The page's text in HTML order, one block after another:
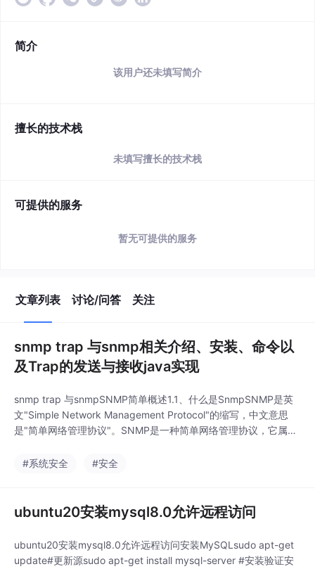
简介
该用户还未填写简介
擅长的技术栈
未填写擅长的技术栈
可提供的服务
暂无可提供的服务
文章列表 讨论/问答 关注
snmp trap 与snmp相关介绍、安装、命令以
及Trap的发送与接收java实现
snmp trap 与snmpSNMP简单概述1.1、什么是SnmpSNMP是英
文"Simple Network Management Protocol"的缩写，中文意思
是"简单网络管理协议"。SNMP是一种简单网络管理协议，它属于
主要用于网络设备的管理。由于SNMP协议简单可靠 ，受到了众
#系统安全 #安全
ubuntu20安装mysql8.0允许远程访问
ubuntu20安装mysql8.0允许远程访问安装MySQLsudo apt-get
update#更新源sudo apt-get install mysql-server #安装验证安